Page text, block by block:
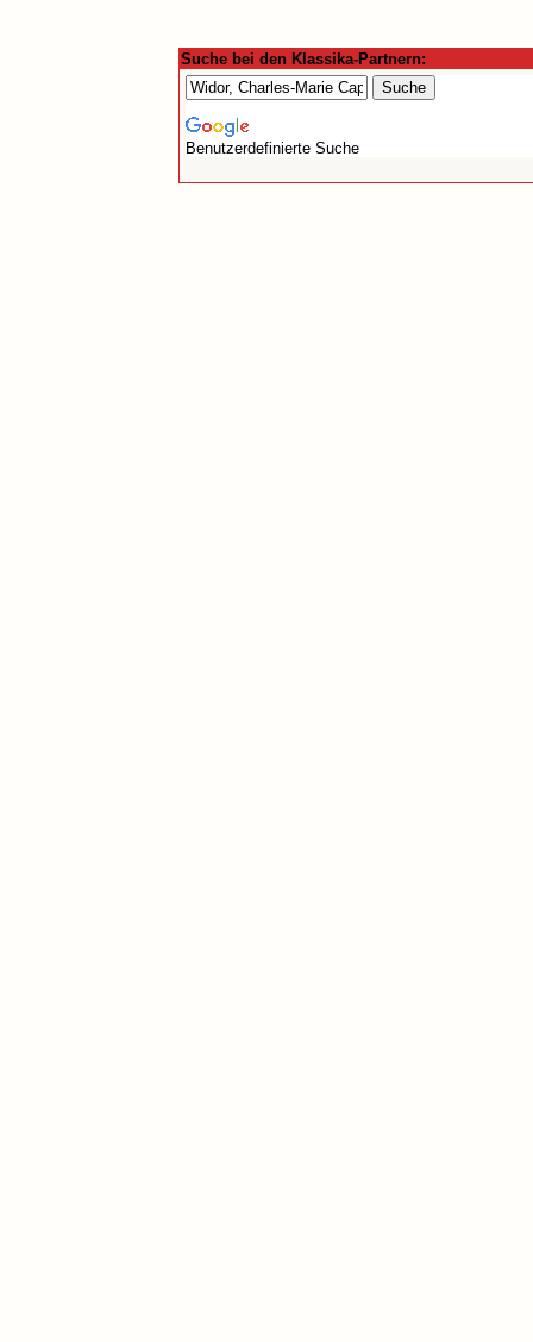
Suche bei den Klassika-Partnern:
Benutzerdefinierte Suche